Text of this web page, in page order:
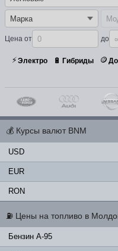
Цена от до
⚡Электро 🔋 Гибриды 🪙
💰 Курсы валют BNM
USD
EUR
RON
⛽ Цены на топливо в
Бензин A-95